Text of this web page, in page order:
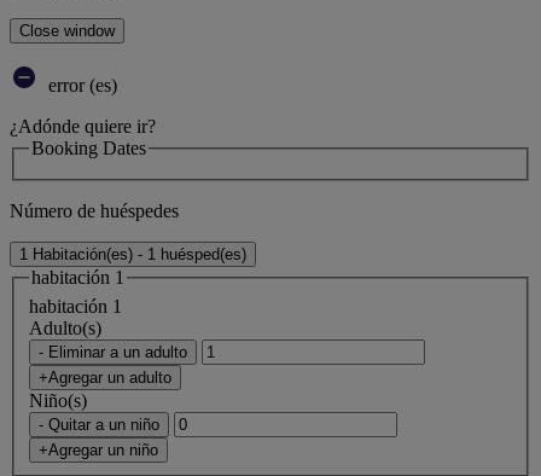
Close window
error (es)
¿Adónde quiere ir?
Booking Dates
Número de huéspedes
1 Habitación(es) - 1 huésped(es)
habitación 1
habitación 1
Adulto(s)
- Eliminar a un adulto
+Agregar un adulto
Niño(s)
- Quitar a un niño
+Agregar un niño